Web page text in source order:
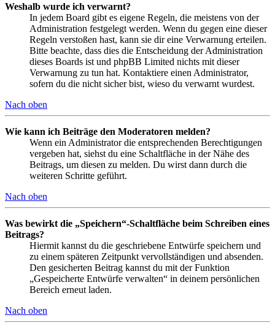
Weshalb wurde ich verwarnt?
In jedem Board gibt es eigene Regeln, die meistens von der
Administration festgelegt werden. Wenn du gegen eine dieser
Regeln verstoßen hast, kann sie dir eine Verwarnung erteilen.
Bitte beachte, dass dies die Entscheidung der Administration
dieses Boards ist und phpBB Limited nichts mit dieser
Verwarnung zu tun hat. Kontaktiere einen Administrator,
sofern du die nicht sicher bist, wieso du verwarnt wurdest.
Nach oben
Wie kann ich Beiträge den Moderatoren melden?
Wenn ein Administrator die entsprechenden Berechtigungen
vergeben hat, siehst du eine Schaltfläche in der Nähe des
Beitrags, um diesen zu melden. Du wirst dann durch die
weiteren Schritte geführt.
Nach oben
Was bewirkt die „Speichern“-Schaltfläche beim Schreiben eines
Beitrags?
Hiermit kannst du die geschriebene Entwürfe speichern und
zu einem späteren Zeitpunkt vervollständigen und absenden.
Den gesicherten Beitrag kannst du mit der Funktion
„Gespeicherte Entwürfe verwalten“ in deinem persönlichen
Bereich erneut laden.
Nach oben